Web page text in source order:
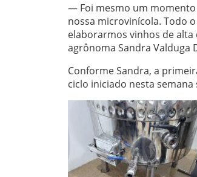
— Foi mesmo um
nossa microvinícola. Todo
elaborarmos vinhos de
agrônoma Sandra Valduga
Conforme Sandra, a
ciclo iniciado nesta